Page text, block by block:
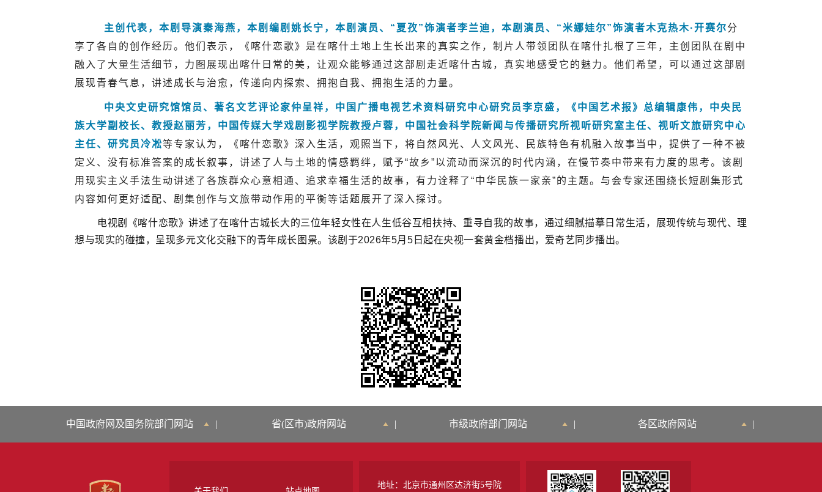
主创代表，本剧导演秦海燕，本剧编剧姚长宁，本剧演员、“夏孜”饰演者李兰迪，本剧演员、“米娜娃尔”饰演者木克热木·开赛尔分
享了各自的创作经历。他们表示，《喀什恋歌》是在喀什土地上生长出来的真实之作，制片人带领团队在喀什扎根了三年，主创团队在剧中
融入了大量生活细节，力图展现出喀什日常的美，让观众能够通过这部剧走近喀什古城，真实地感受它的魅力。他们希望，可以通过这部剧
展现青春气息，讲述成长与治愈，传递向内探索、拥抱自我、拥抱生活的力量。
中央文史研究馆馆员、著名文艺评论家仲呈祥，中国广播电视艺术资料研究中心研究员李京盛，《中国艺术报》总编辑康伟，中央民
族大学副校长、教授赵丽芳，中国传媒大学戏剧影视学院教授卢蓉，中国社会科学院新闻与传播研究所视听研究室主任、视听文旅研究中心
主任、研究员冷凇等专家认为，《喀什恋歌》深入生活，观照当下，将自然风光、人文风光、民族特色有机融入故事当中，提供了一种不被
定义、没有标准答案的成长叙事，讲述了人与土地的情感羁绊，赋予“故乡”以流动而深沉的时代内涵，在慢节奏中带来有力度的思考。该剧
用现实主义手法生动讲述了各族群众心意相通、追求幸福生活的故事，有力诠释了“中华民族一家亲”的主题。与会专家还围绕长短剧集形式
内容如何更好适配、剧集创作与文旅带动作用的平衡等话题展开了深入探讨。
电视剧《喀什恋歌》讲述了在喀什古城长大的三位年轻女性在人生低谷互相扶持、重寻自我的故事，通过细腻描摹日常生活，展现传统与现代、理
想与现实的碰撞，呈现多元文化交融下的青年成长图景。该剧于2026年5月5日起在央视一套黄金档播出，爱奇艺同步播出。
中国政府网及国务院部门网站 | 省(区市)政府网站 | 市级政府部门网站 | 各区政府网站 |
地址：北京市通州区达济街5号院